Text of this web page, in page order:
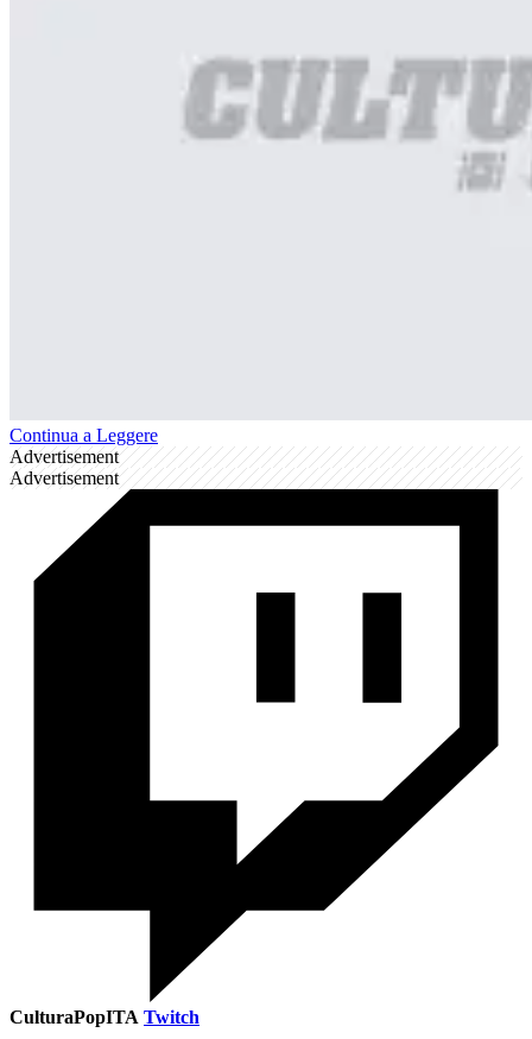
Continua a Leggere
Advertisement
Advertisement
CulturaPopITA Twitch